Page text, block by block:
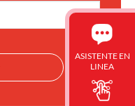
ASISTENTE EN
LINEA